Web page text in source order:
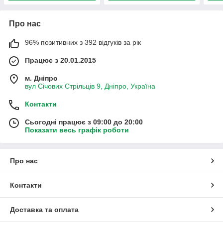
Про нас
96% позитивних з 392 відгуків за рік
Працює з 20.01.2015
м. Дніпро
вул Січових Стрільців 9, Дніпро, Україна
Контакти
Сьогодні працює з 09:00 до 20:00
Показати весь графік роботи
Про нас
Контакти
Доставка та оплата